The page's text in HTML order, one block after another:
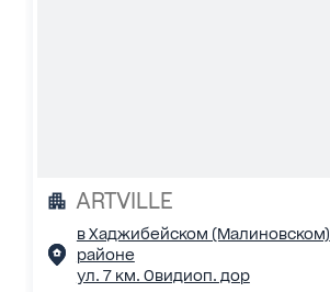
ARTVILLE
в Хаджибейском (Малиновском)
районе
ул. 7 км. Овидиоп. дор